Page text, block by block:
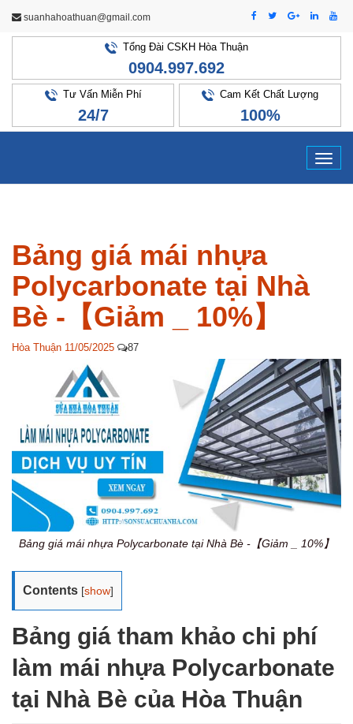
suanhahoathuan@gmail.com
Tổng Đài CSKH Hòa Thuận
0904.997.692
Tư Vấn Miễn Phí
24/7
Cam Kết Chất Lượng
100%
Bảng giá mái nhựa
Polycarbonate tại Nhà
Bè -【Giảm _ 10%】
Hòa Thuận 11/05/2025 87
Bảng giá mái nhựa Polycarbonate tại Nhà Bè -【Giảm _ 10%】
Contents [show]
Bảng giá tham khảo chi phí
làm mái nhựa Polycarbonate
tại Nhà Bè của Hòa Thuận